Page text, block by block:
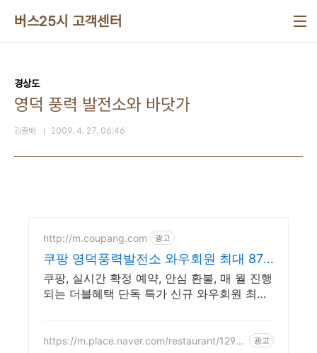
버스25시 고객센터
경상도
영덕 풍력 발전소와 바닷가
김중배 2009. 4. 27. 06:46
http://m.coupang.com 광고
쿠팡 영덕풍력발전소 와우회원 최대 87%
할인
쿠팡, 실시간 확정 예약, 안심 환불, 매 월 진행
되는 더블혜택 단독 특가 신규 와우회원 최대
https://m.place.naver.com/restaurant/1294
광고